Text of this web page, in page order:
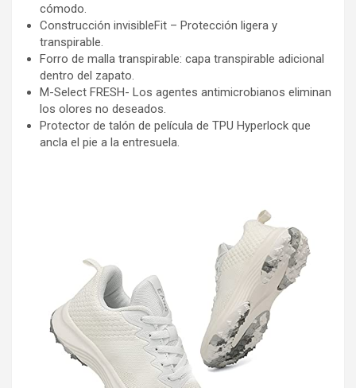
cómodo.
Construcción invisibleFit – Protección ligera y
transpirable.
Forro de malla transpirable: capa transpirable adicional
dentro del zapato.
M-Select FRESH- Los agentes antimicrobianos eliminan
los olores no deseados.
Protector de talón de película de TPU Hyperlock que
ancla el pie a la entresuela.